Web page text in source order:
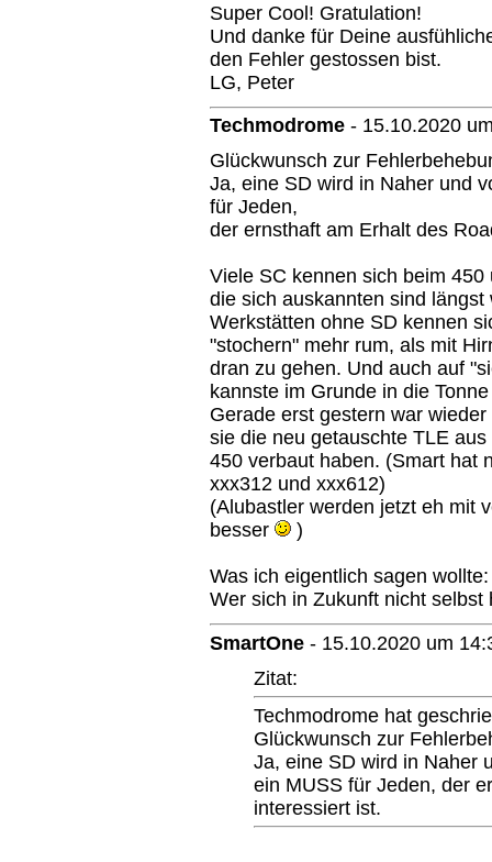
Super Cool! Gratulation!
Und danke für Deine
den Fehler gestossen bist.
LG, Peter
Techmodrome - 15.10.2020
Glückwunsch zur
Ja, eine SD wird in Naher und
für Jeden,
der ernsthaft am Erhalt des
Viele SC kennen sich beim
die sich auskannten sind längst
Werkstätten ohne SD kennen
"stochern" mehr rum, als mit
dran zu gehen. Und auch auf
kannste im Grunde in die
Gerade erst gestern war
sie die neu getauschte TLE aus
450 verbaut haben. (Smart hat
xxx312 und xxx612)
(Alubastler werden jetzt eh mit
besser
)
Was ich eigentlich sagen wollte:
Wer sich in Zukunft nicht
SmartOne - 15.10.2020 um
Zitat:
Techmodrome hat
Glückwunsch zur
Ja, eine SD wird in Naher
ein MUSS für Jeden, der
interessiert ist.